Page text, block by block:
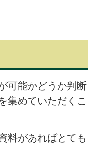
可能かどうか判断
集めていただくこ
料があればとても